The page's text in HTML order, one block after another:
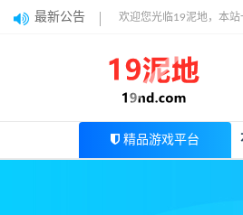
最新公告 欢迎您光临19泥地，本
精品游戏平台